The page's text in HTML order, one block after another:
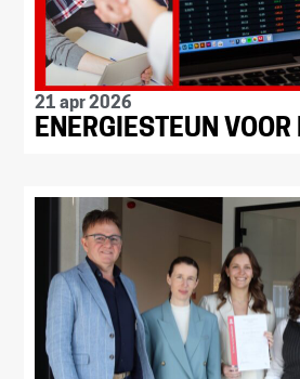
21 apr 2026
ENERGIESTEUN